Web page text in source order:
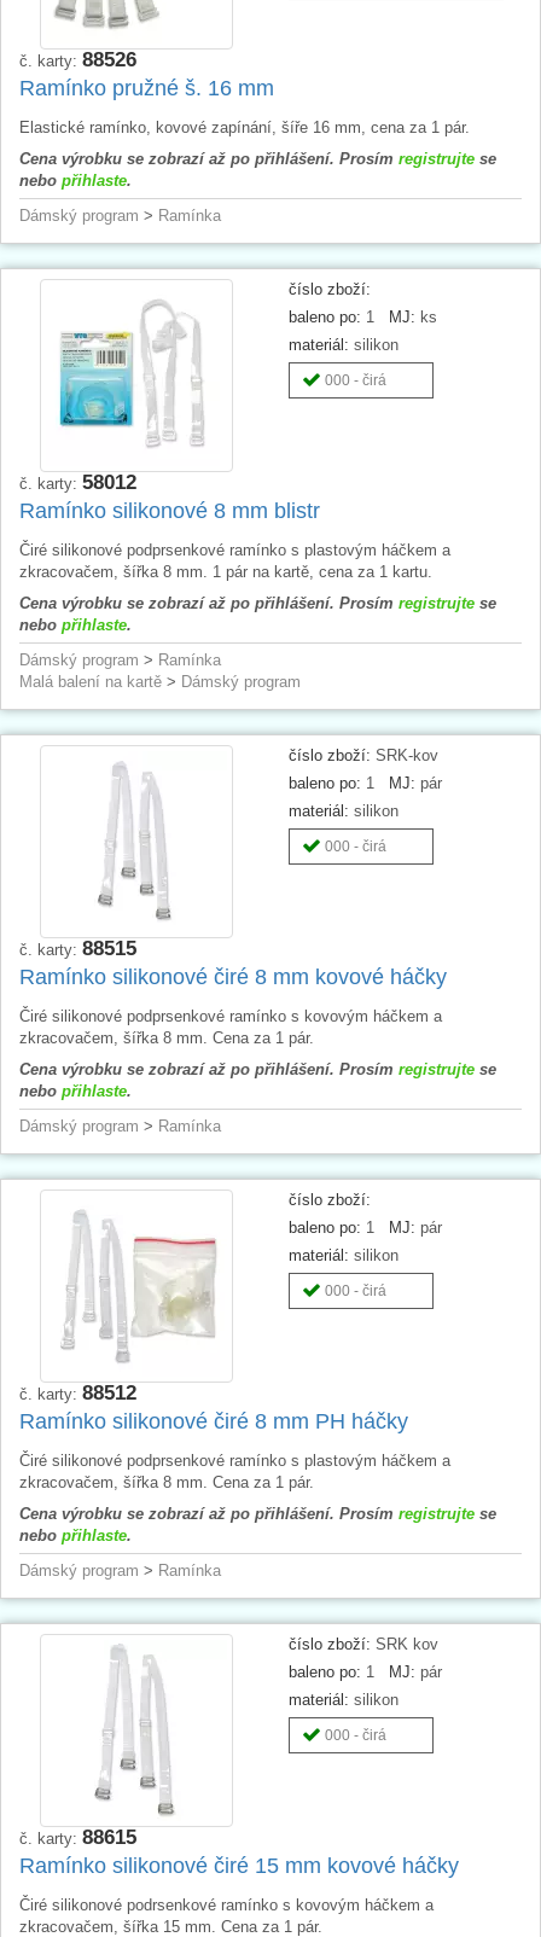
č. karty: 88526
Ramínko pružné š. 16 mm
Elastické ramínko, kovové zapínání, šíře 16 mm, cena za 1 pár.
Cena výrobku se zobrazí až po přihlášení. Prosím registrujte se
nebo přihlaste.
Dámský program > Ramínka
číslo zboží:
baleno po: 1 MJ: ks
materiál: silikon
000 - čirá
č. karty: 58012
Ramínko silikonové 8 mm blistr
Čiré silikonové podprsenkové ramínko s plastovým háčkem a
zkracovačem, šířka 8 mm. 1 pár na kartě, cena za 1 kartu.
Cena výrobku se zobrazí až po přihlášení. Prosím registrujte se
nebo přihlaste.
Dámský program > Ramínka
Malá balení na kartě > Dámský program
číslo zboží: SRK-kov
baleno po: 1 MJ: pár
materiál: silikon
000 - čirá
č. karty: 88515
Ramínko silikonové čiré 8 mm kovové háčky
Čiré silikonové podprsenkové ramínko s kovovým háčkem a
zkracovačem, šířka 8 mm. Cena za 1 pár.
Cena výrobku se zobrazí až po přihlášení. Prosím registrujte se
nebo přihlaste.
Dámský program > Ramínka
číslo zboží:
baleno po: 1 MJ: pár
materiál: silikon
000 - čirá
č. karty: 88512
Ramínko silikonové čiré 8 mm PH háčky
Čiré silikonové podprsenkové ramínko s plastovým háčkem a
zkracovačem, šířka 8 mm. Cena za 1 pár.
Cena výrobku se zobrazí až po přihlášení. Prosím registrujte se
nebo přihlaste.
Dámský program > Ramínka
číslo zboží: SRK kov
baleno po: 1 MJ: pár
materiál: silikon
000 - čirá
č. karty: 88615
Ramínko silikonové čiré 15 mm kovové háčky
Čiré silikonové podrsenkové ramínko s kovovým háčkem a
zkracovačem, šířka 15 mm. Cena za 1 pár.